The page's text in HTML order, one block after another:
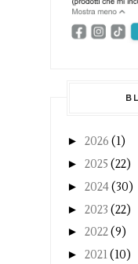
► 2026 (1)
► 2025 (22)
► 2024(30)
► 2023 (22)
► 2022(9)
► 2021(10)